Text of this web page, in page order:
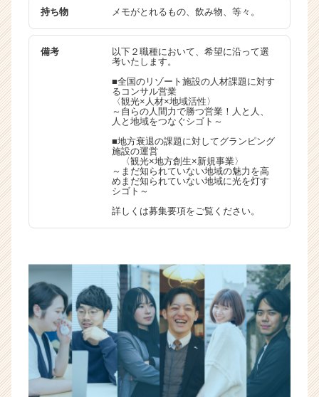
持ち物 メモがとれるもの、飲み物、等々。
備考
以下２職種において、希望に沿って選
考いたします。
■全国のリゾート施設の人材課題に対す
るコンサル営業
〈観光×人材×地域活性〉
～自らの人間力で勝つ営業！人と人、
人と地域をつなぐシゴト～
■地方衰退の課題に対してグランピング
施設の運営
〈観光×地方創生×新規事業〉
～まだ知られていない地域の魅力を高
めまだ知られていない地域に光を灯す
シゴト～
詳しくは募集要項をご覧ください。